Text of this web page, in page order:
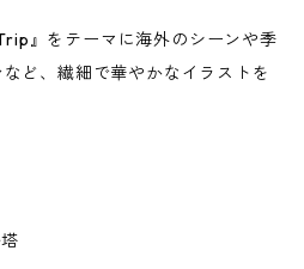
』をテーマに海外のシーンや季
ど、繊細で華やかなイラストを